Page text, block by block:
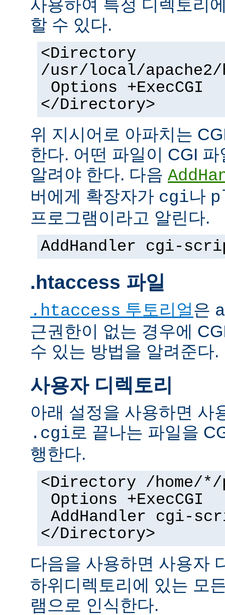
사용하여 특정 디렉토리
할 수 있다.
<Directory
/usr/local/apache2/
Options +ExecCGI
</Directory>
위 지시어로 아파치는
한다. 어떤 파일이 CGI
알려야 한다. 다음
버에게 확장자가 cgi나
프로그램이라고 알린다.
AddHandler cgi-
.htaccess 파일
.htaccess 투토리얼은
근권한이 없는 경우에
수 있는 방법을 알려준다.
사용자 디렉토리
아래 설정을 사용하면 사
.cgi로 끝나는 파일을
행한다.
<Directory /home/
Options +ExecCGI
AddHandler cgi-
</Directory>
다음을 사용하면 사용자
하위디렉토리에 있는 모
램으로 인식한다.